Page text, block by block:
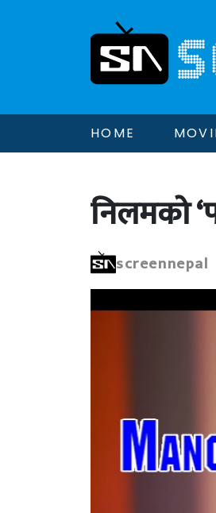
HOME
निलमको
screennepal